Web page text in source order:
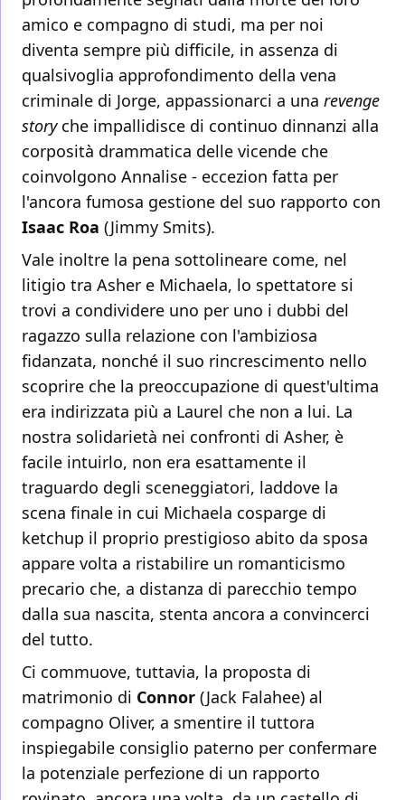
amico e compagno di studi, ma per noi
diventa sempre più difficile, in assenza di
qualsivoglia approfondimento della vena
criminale di Jorge, appassionarci a una revenge
story che impallidisce di continuo dinnanzi alla
corposità drammatica delle vicende che
coinvolgono Annalise - eccezion fatta per
l'ancora fumosa gestione del suo rapporto con
Isaac Roa (Jimmy Smits).
Vale inoltre la pena sottolineare come, nel
litigio tra Asher e Michaela, lo spettatore si
trovi a condividere uno per uno i dubbi del
ragazzo sulla relazione con l'ambiziosa
fidanzata, nonché il suo rincrescimento nello
scoprire che la preoccupazione di quest'ultima
era indirizzata più a Laurel che non a lui. La
nostra solidarietà nei confronti di Asher, è
facile intuirlo, non era esattamente il
traguardo degli sceneggiatori, laddove la
scena finale in cui Michaela cosparge di
ketchup il proprio prestigioso abito da sposa
appare volta a ristabilire un romanticismo
precario che, a distanza di parecchio tempo
dalla sua nascita, stenta ancora a convincerci
del tutto.
Ci commuove, tuttavia, la proposta di
matrimonio di Connor (Jack Falahee) al
compagno Oliver, a smentire il tuttora
inspiegabile consiglio paterno per confermare
la potenziale perfezione di un rapporto